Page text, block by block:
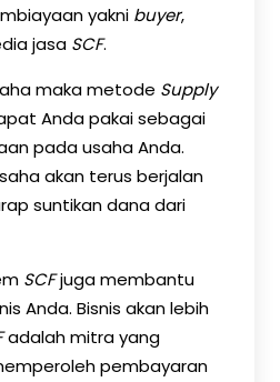
yakni buyer,
jasa SCF.
maka metode Supply
Anda pakai sebagai
pada usaha Anda.
akan terus berjalan
suntikan dana dari
SCFjuga membantu
Anda. Bisnis akan lebih
adalah mitra yang
pembayaran